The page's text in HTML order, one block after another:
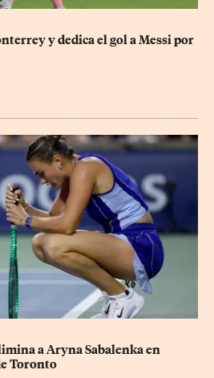
y dedica el gol a Messi por
a Aryna Sabalenka en
Toronto